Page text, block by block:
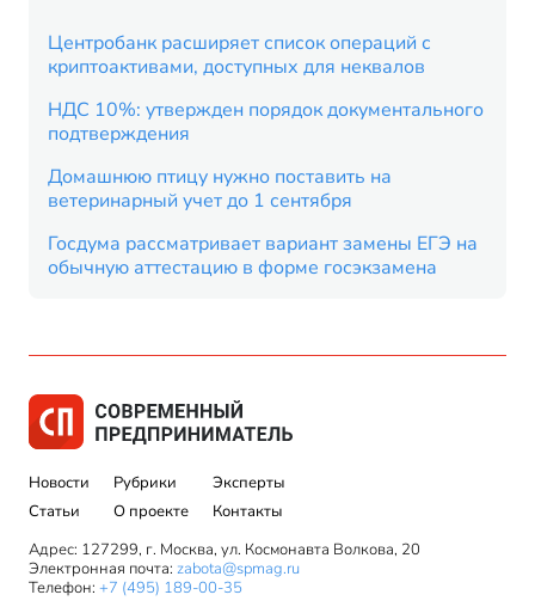
Центробанк расширяет список операций с
криптоактивами, доступных для неквалов
НДС 10%: утвержден порядок документального
подтверждения
Домашнюю птицу нужно поставить на
ветеринарный учет до 1 сентября
Госдума рассматривает вариант замены ЕГЭ на
обычную аттестацию в форме госэкзамена
Новости
Статьи
Рубрики
О проекте
Эксперты
Контакты
Адрес: 127299, г. Москва, ул. Космонавта Волкова, 20
Электронная почта: zabota@spmag.ru
Телефон: +7 (495) 189-00-35